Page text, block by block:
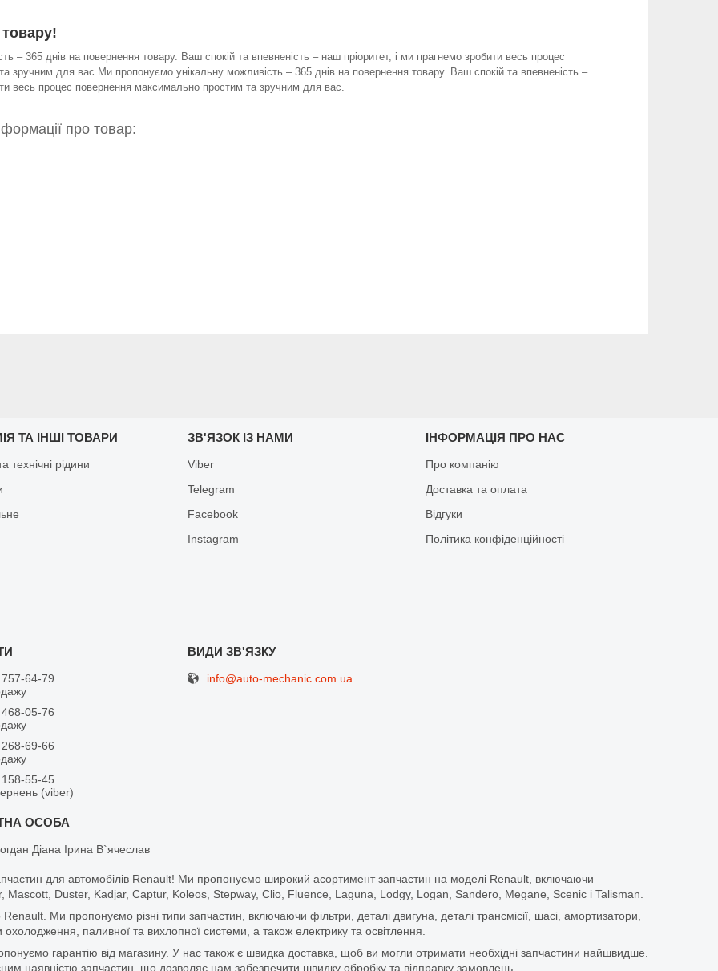
– 365 днів на повернення товару. Ваш спокій та впевненість – наш пріоритет, і ми прагнемо зробити весь процес
зручним для вас.Ми пропонуємо унікальну можливість – 365 днів на повернення товару. Ваш спокій та впевненість –
весь процес повернення максимально простим та зручним для вас.
про товар:
ТА ІНШІ ТОВАРИ
технічні рідини
ЗВ'ЯЗОК ІЗ НАМИ
Viber
Telegram
Facebook
Іnstagram
ІНФОРМАЦІЯ ПРО НАС
Про компанію
Доставка та оплата
Відгуки
Політика конфіденційності
64-79
05-76
69-66
55-45
(viber)
Діана Ірина В`ячеслав
info@auto-mechanic.com.ua
для автомобілів Renault! Ми пропонуємо широкий асортимент запчастин на моделі Renault, включаючи
Mascott, Duster, Kadjar, Captur, Koleos, Stepway, Clio, Fluence, Laguna, Lodgy, Logan, Sandero, Megane, Scenic і Talisman.
Ми пропонуємо різні типи запчастин, включаючи фільтри, деталі двигуна, деталі трансмісії, шасі, амортизатори,
паливної та вихлопної системи, а також електрику та освітлення.
гарантію від магазину. У нас також є швидка доставка, щоб ви могли отримати необхідні запчастини найшвидше.
запчастин, що дозволяє нам забезпечити швидку обробку та відправку замовлень.